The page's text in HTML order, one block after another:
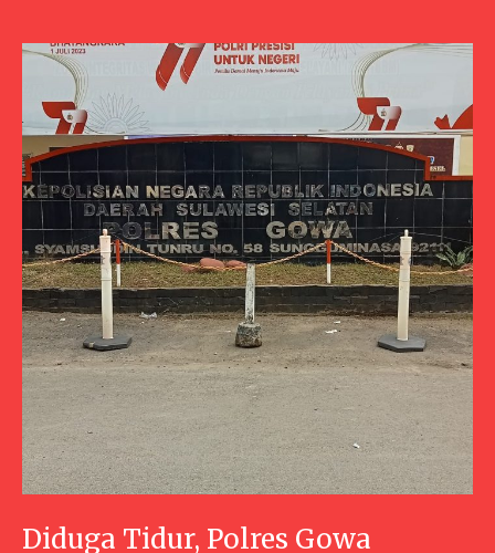
Diduga Tidur, Polres Gowa